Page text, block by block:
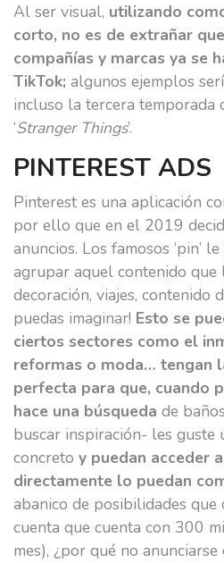
Al ser visual, utilizando
corto, no es de extrañar
compañías y marcas ya se
TikTok; algunos ejemplos
incluso la tercera temporada
‘Stranger Things’.
PINTEREST ADS
Pinterest es una aplicación
por ello que en el 2019
anuncios. Los famosos ‘pin’
agrupar aquel contenido que
decoración, viajes, contenido
puedas imaginar! Esto se
ciertos sectores como el
reformas o moda… tengan
perfecta para que, cuando
hace una búsqueda de
buscar inspiración- les guste
concreto y puedan acceder
directamente lo puedan
abanico de posibilidades que
cuenta que cuenta con 300
mes), ¿por qué no anunciarse